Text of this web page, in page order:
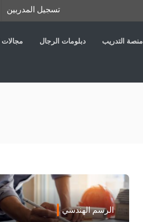
تسجيل المدربين
منصة التدريب دبلومات الرجال مجالات
الرسم الهندسي